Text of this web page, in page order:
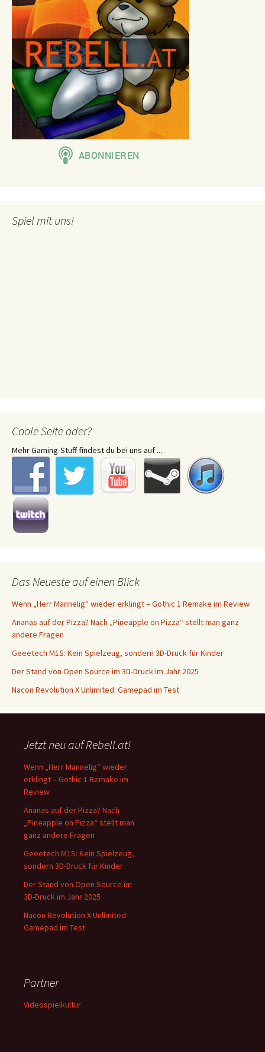
Spiel mit uns!
Coole Seite oder?
Mehr Gaming-Stuff findest du bei uns auf ...
Das Neueste auf einen Blick
Wenn „Herr Mannelig“ wieder erklingt – Gothic 1 Remake im Review
Ananas auf der Pizza? Nach „Pineapple on Pizza“ stellt man ganz
andere Fragen
Geeetech M1S: Kein Spielzeug, sondern 3D-Druck für Kinder
Der Stand von Open Source im 3D-Druck im Jahr 2025
Nacon Revolution X Unlimited: Gamepad im Test
Jetzt neu auf Rebell.at!
Wenn „Herr Mannelig“ wieder
erklingt – Gothic 1 Remake im
Review
Ananas auf der Pizza? Nach
„Pineapple on Pizza“ stellt man
ganz andere Fragen
Geeetech M1S: Kein Spielzeug,
sondern 3D-Druck für Kinder
Der Stand von Open Source im
3D-Druck im Jahr 2025
Nacon Revolution X Unlimited:
Gamepad im Test
Partner
Videospielkultur